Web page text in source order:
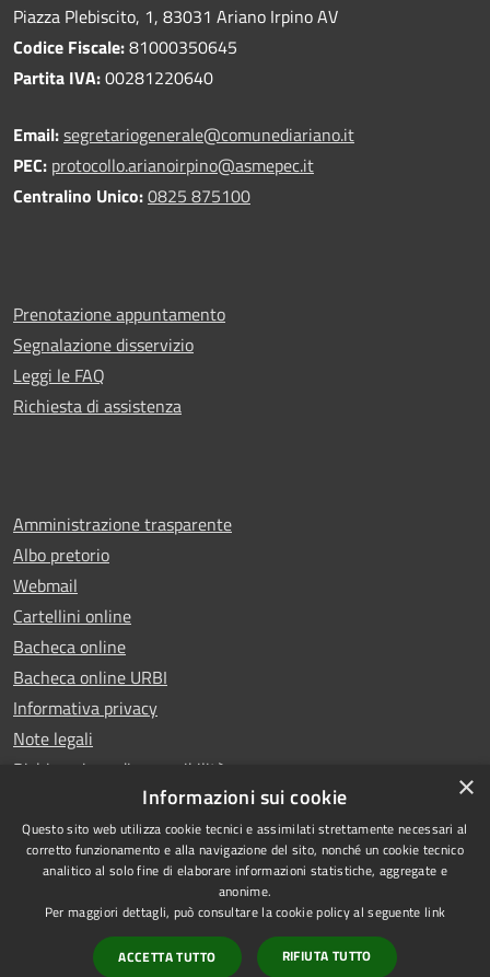
Piazza Plebiscito, 1, 83031 Ariano Irpino AV
Codice Fiscale:81000350645
Partita IVA:00281220640
Email:segretariogenerale@comunediariano.it
PEC: protocollo.arianoirpino@asmepec.it
Centralino Unico:0825 875100
Prenotazione appuntamento
Segnalazione disservizio
Leggi le FAQ
Richiesta di assistenza
Amministrazione trasparente
Albo pretorio
Webmail
Cartellini online
Bacheca online
Bacheca online URBI
Informativa privacy
Note legali
Dichiarazione di accessibilità
RSS
Accessibilità
Copyright © 2025 Comune di
Ariano Irpino
Powered byMunicipium
Accesso redazione
×
Informazioni sui cookie
Questo sito web utilizza cookie tecnici e assimilati strettamente necessari al
corretto funzionamento e alla navigazione del sito, nonché un cookie tecnico
analitico al solo fine di elaborare informazioni statistiche, aggregate e
anonime.
Per maggiori dettagli, può consultare la cookie policy al seguente link
ACCETTA TUTTO RIFIUTA TUTTO